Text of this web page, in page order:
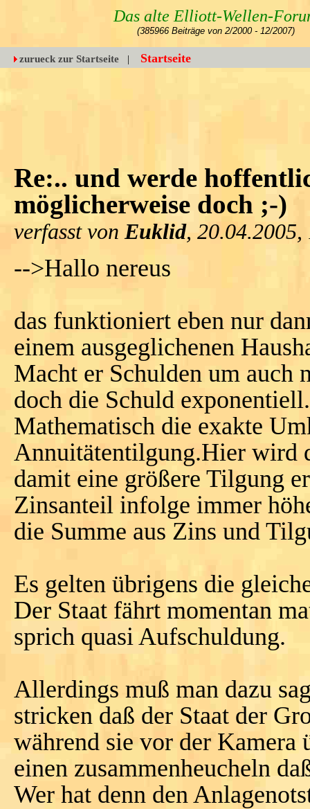
Das alte Elliott-Wellen-
(385966 Beiträge von 2/2000 - 12/2007)
zurueck zur Startseite | Startseite
Re:.. und werde
möglicherweise doch ;-)
verfasst vonEuklid, 20.04.2005,
-->Hallo nereus
das funktioniert eben nur
einem ausgeglichenen
Macht er Schulden um auch
doch die Schuld exponentiell.
Mathematisch die exakte
Annuitätentilgung.Hier wird
damit eine größere Tilgung
Zinsanteil infolge immer
die Summe aus Zins und
Es gelten übrigens die
Der Staat fährt momentan
sprich quasi Aufschuldung.
Allerdings muß man dazu
stricken daß der Staat der
während sie vor der Kamera
einen zusammenheucheln
Wer hat denn den